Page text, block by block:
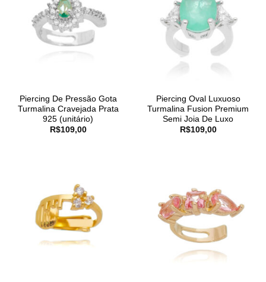
Piercing De Pressão Gota
Turmalina Cravejada Prata
925 (unitário)
R$109,00
Piercing Oval Luxuoso
Turmalina Fusion Premium
Semi Joia De Luxo
R$109,00